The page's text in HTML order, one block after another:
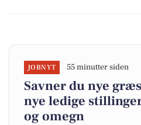
JOBNYT 55 minutter siden
Savner du nye
nye ledige
og omegn